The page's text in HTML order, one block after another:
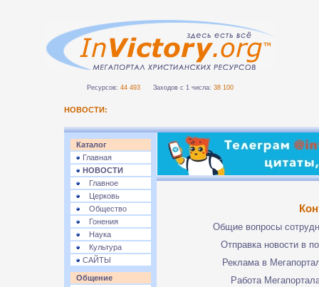
Ресурсов: 44 493 Заходов с 1 числа: 38 100
НОВОСТИ:
Каталог
Главная
НОВОСТИ
Главное
Церковь
Общество
Гонения
Наука
Культура
САЙТЫ
Общение
Общие вопросы
Отправка новости в
Реклама в
Работа